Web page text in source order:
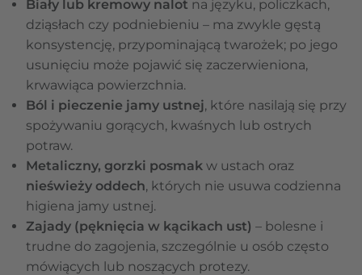
Biały lub kremowy nalot na języku, policzkach,
dziąsłach czy podniebieniu – ma zwykle gęstą
konsystencję, przypominającą twarożek; po jego
usunięciu może pojawić się zaczerwieniona,
krwawiąca powierzchnia.
Ból i pieczenie jamy ustnej, które nasilają się przy
spożywaniu gorących, kwaśnych lub ostrych
potraw.
Metaliczny, gorzki posmak w ustach oraz
nieświeży oddech, których nie usuwa codzienna
higiena jamy ustnej.
Zajady (pęknięcia w kącikach ust) – bolesne i
trudne do zagojenia, szczególnie u osób często
mówiących lub noszących protezy.